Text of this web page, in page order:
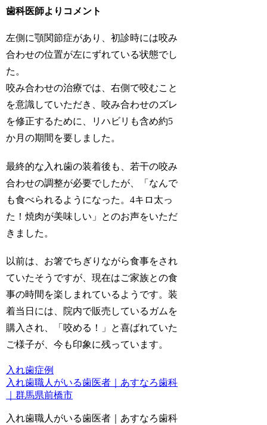
歯科医師よりコメント
左側に顎関節症があり、初診時には咬み
合わせの位置が左にずれている状態でし
た。
咬み合わせの治療では、右側で咬むこと
を意識していただき、咬み合わせのズレ
を修正するために、リハビリも含め約5
か月の期間を要しました。
最終的な入れ歯の装着後も、若干の咬み
合わせの調整が必要でしたが、「なんで
も食べられるようになった。4キロ太っ
た！焼肉が美味しい」とのお声をいただ
きました。
以前は、お箸でちぎりながら食事をされ
ていたそうですが、現在はご家族との食
事の時間を楽しまれているようです。装
着当日には、院内で販売しているガムを
購入され、「咬める！」と喜ばれていた
ご様子が、今も印象に残っています。
入れ歯症例
入れ歯職人がいる歯医者｜あすなろ歯科
｜群馬県前橋市
入れ歯職人がいる歯医者｜あすなろ歯科